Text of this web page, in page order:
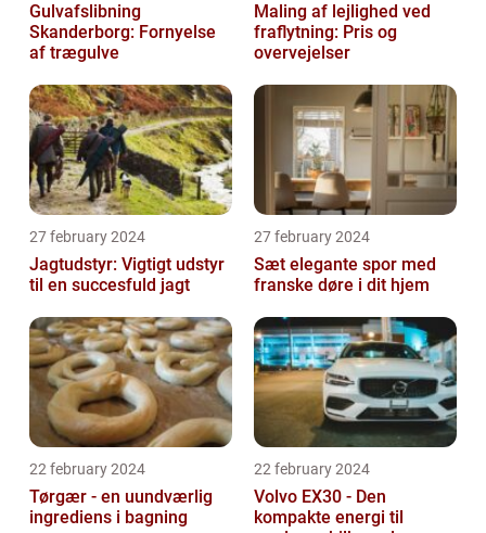
Gulvafslibning
Skanderborg: Fornyelse
af trægulve
Maling af lejlighed ved
fraflytning: Pris og
overvejelser
27 february 2024
Jagtudstyr: Vigtigt udstyr
til en succesfuld jagt
27 february 2024
Sæt elegante spor med
franske døre i dit hjem
22 february 2024
Tørgær - en uundværlig
ingrediens i bagning
22 february 2024
Volvo EX30 - Den
kompakte energi til